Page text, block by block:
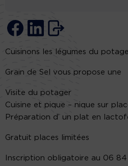
Cuisinons les légumes du
Grain de Sel vous propose une
Visite du potager
Cuisine et pique – nique sur
Préparation d’ un plat en
Gratuit places limitées
Inscription obligatoire au 06